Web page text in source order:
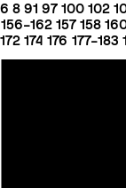
6 8 91 97 100 102
156–162 157 158
172 174 176 177–183